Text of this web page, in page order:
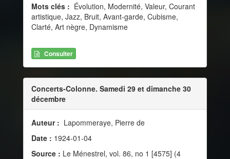
Mots clés : Évolution, Modernité, Valeur, Courant
artistique, Jazz, Bruit, Avant-garde, Cubisme,
Clarté, Art nègre, Dynamisme
Consulter
Concerts-Colonne. Samedi 29 et dimanche 30
décembre
Auteur : Lapommeraye, Pierre de
Date : 1924-01-04
Source : Le Ménestrel, vol. 86, no 1 [4575] (4